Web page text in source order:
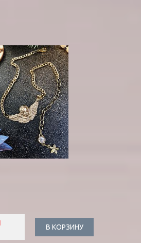
В КОРЗИНУ